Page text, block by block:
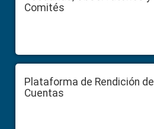
Comités
Plataforma de Rendición de
Cuentas